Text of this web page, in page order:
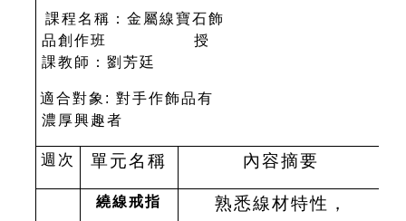
課程名稱：金屬線寶石飾
品創作班
授
課教師：劉芳廷
適合對象 : 對手作飾品有
濃厚興趣者
週次 單元名稱 內容摘要
繞線戒指 熟悉線材特性，